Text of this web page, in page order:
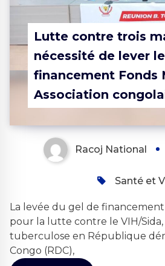
Lutte contre trois
nécessité de lever
financement Fonds
Association
Racoj National
Santé et
La levée du gel de financement
pour la lutte contre le VIH/
tuberculose en République
Congo (RDC),